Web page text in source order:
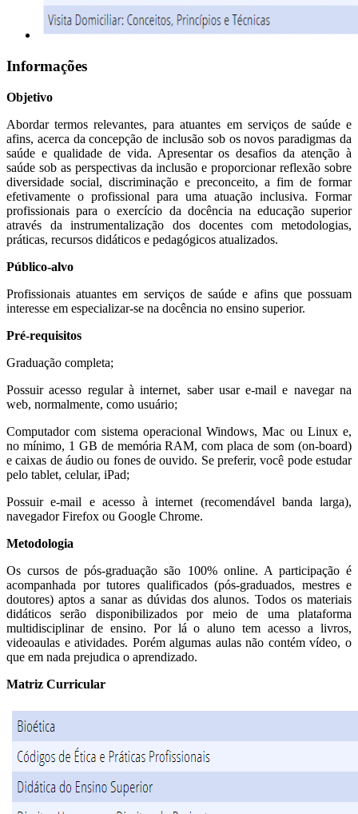
Informações
Objetivo
Abordar termos relevantes, para atuantes em serviços de saúde e
afins, acerca da concepção de inclusão sob os novos paradigmas da
saúde e qualidade de vida. Apresentar os desafios da atenção à
saúde sob as perspectivas da inclusão e proporcionar reflexão sobre
diversidade social, discriminação e preconceito, a fim de formar
efetivamente o profissional para uma atuação inclusiva. Formar
profissionais para o exercício da docência na educação superior
através da instrumentalização dos docentes com metodologias,
práticas, recursos didáticos e pedagógicos atualizados.
Público-alvo
Profissionais atuantes em serviços de saúde e afins que possuam
interesse em especializar-se na docência no ensino superior.
Pré-requisitos
Graduação completa;
Possuir acesso regular à internet, saber usar e-mail e navegar na
web, normalmente, como usuário;
Computador com sistema operacional Windows, Mac ou Linux e,
no mínimo, 1 GB de memória RAM, com placa de som (on-board)
e caixas de áudio ou fones de ouvido. Se preferir, você pode estudar
pelo tablet, celular, iPad;
Possuir e-mail e acesso à internet (recomendável banda larga),
navegador Firefox ou Google Chrome.
Metodologia
Os cursos de pós-graduação são 100% online. A participação é
acompanhada por tutores qualificados (pós-graduados, mestres e
doutores) aptos a sanar as dúvidas dos alunos. Todos os materiais
didáticos serão disponibilizados por meio de uma plataforma
multidisciplinar de ensino. Por lá o aluno tem acesso a livros,
videoaulas e atividades. Porém algumas aulas não contém vídeo, o
que em nada prejudica o aprendizado.
Matriz Curricular